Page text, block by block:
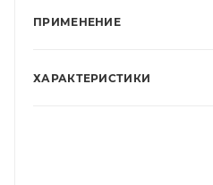
ПРИМЕНЕНИЕ
ХАРАКТЕРИСТИКИ